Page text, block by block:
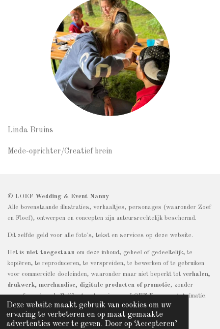
Deze website maakt gebruik van cookies om uw
ervaring te verbeteren en op maat gemaakte
advertenties weer te geven. Door op ‘Accepteren’
Linda Bruins
Mede-oprichter/Creatief brein
© LOEF Wedding & Event Nanny
Alle bovenstaande illustraties, verhaaltjes, personages (waaronder Zoef
en Floef), ontwerpen en concepten zijn auteursrechtelijk beschermd.
Dit zelfde geld voor alle foto's, tekst en services op deze website.
Het is niet toegestaan om deze inhoud, geheel of gedeeltelijk, te
kopiëren, te reproduceren, te verspreiden, te bewerken of te gebruiken
voor commerciële doeleinden, waaronder maar niet beperkt tot verhalen,
drukwerk, merchandise, digitale producten of promotie, zonder
voorafgaande schriftelijke toestemming van LOEF Evenement Animatie.
Overtreding kan leiden tot juridische stappen.